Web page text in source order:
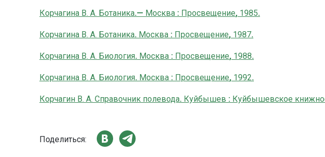
Корчагина В. А. Ботаника.— Москва : Просвещение, 1985.
Корчагина В. А. Ботаника. Москва : Просвещение, 1987.
Корчагина В. А. Биология. Москва : Просвещение, 1988.
Корчагина В. А. Биология. Москва : Просвещение, 1992.
Корчагин В. А. Справочник полевода. Куйбышев : Куйбышевское
Поделиться: